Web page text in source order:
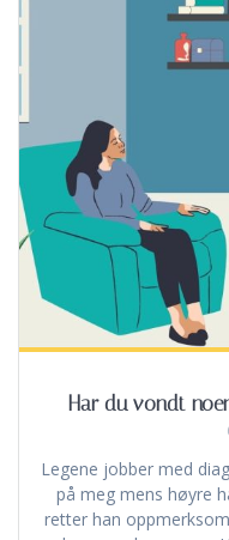
Har du vondt
Legene jobber med
på meg mens høyre
retter han